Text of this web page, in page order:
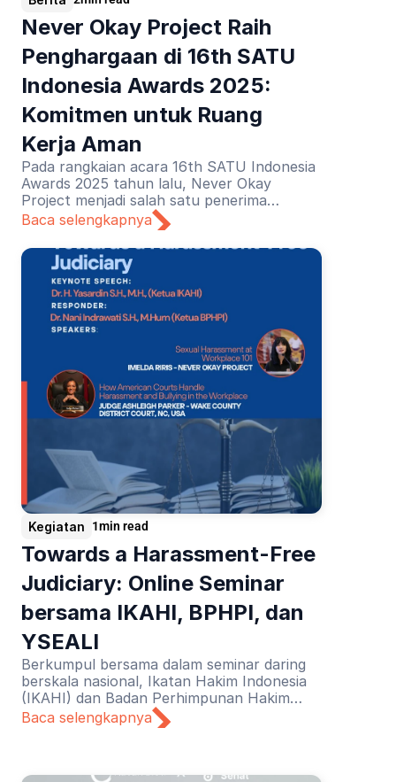
Never Okay Project Raih
Penghargaan di 16th SATU
Indonesia Awards 2025:
Komitmen untuk Ruang
Kerja Aman
Pada rangkaian acara 16th SATU Indonesia
Awards 2025 tahun lalu, Never Okay
Project menjadi salah satu penerima
penghargaan untuk kategori Pendidikan.
Apresiasi diberikan atas upaya edukasi
pencegahan dan penanganan pelecehan
seksual di dunia kerja.
Baca selengkapnya
Kegiatan 1min read
Towards a Harassment-Free
Judiciary: Online Seminar
bersama IKAHI, BPHPI, dan
YSEALI
Berkumpul bersama dalam seminar daring
berskala nasional, Ikatan Hakim Indonesia
(IKAHI) dan Badan Perhimpunan Hakim
Perempuan Indonesia (BPHPI) didukung
oleh YSEALI mendiskusikan tajuk “Towards
Baca selengkapnya